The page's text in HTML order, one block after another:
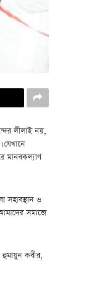
লীলাই নয়,
মানবকল্যাণ
সহাবস্থান ও
সমাজে
কবীর,